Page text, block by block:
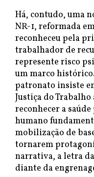
Há, contudo, uma
NR-1, reformada
reconheceu pela
trabalhador de
represente risco
um marco
patronato insiste
Justiça do
reconhecer a
humano
mobilização de
tornarem
narrativa, a letra
diante da